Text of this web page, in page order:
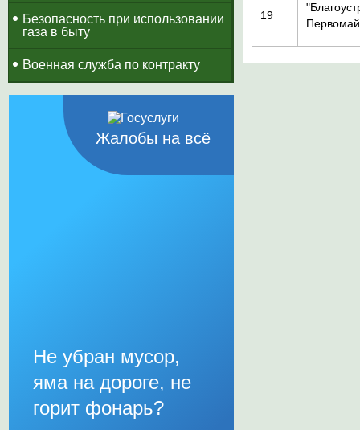
Безопасность при использовании
газа в быту
Военная служба по контракту
Жалобы на всё
Не убран мусор,
яма на дороге, не
горит фонарь?
19